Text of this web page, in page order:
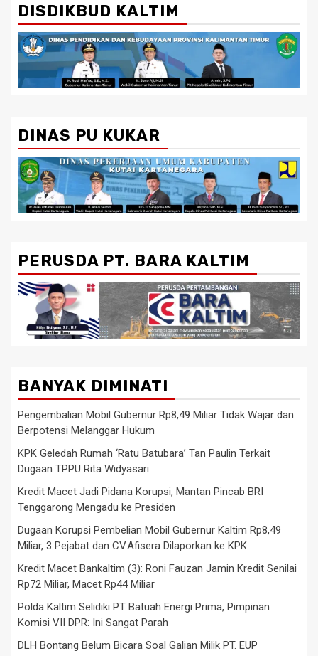
DISDIKBUD KALTIM
DINAS PU KUKAR
PERUSDA PT. BARA KALTIM
BANYAK DIMINATI
Pengembalian Mobil Gubernur Rp8,49 Miliar Tidak Wajar dan
Berpotensi Melanggar Hukum
KPK Geledah Rumah ‘Ratu Batubara’ Tan Paulin Terkait
Dugaan TPPU Rita Widyasari
Kredit Macet Jadi Pidana Korupsi, Mantan Pincab BRI
Tenggarong Mengadu ke Presiden
Dugaan Korupsi Pembelian Mobil Gubernur Kaltim Rp8,49
Miliar, 3 Pejabat dan CV.Afisera Dilaporkan ke KPK
Kredit Macet Bankaltim (3): Roni Fauzan Jamin Kredit Senilai
Rp72 Miliar, Macet Rp44 Miliar
Polda Kaltim Selidiki PT Batuah Energi Prima, Pimpinan
Komisi VII DPR: Ini Sangat Parah
DLH Bontang Belum Bicara Soal Galian Milik PT. EUP